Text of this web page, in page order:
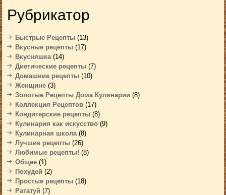
Рубрикатор
Быстрые Рецепты (13)
Вкусные рецепты (17)
Вкусняшка(14)
Диетические рецепты (7)
Домашние рецепты (10)
Женщине (3)
Золотые Рецепты Дома Кулинарии (8)
Коллекция Рецептов (17)
Кондитерские рецепты (8)
Кулинария как искусство (9)
Кулинарная школа(8)
Лучшие рецепты (26)
Любимые рецепты! (8)
Общее (1)
Похудей (2)
Простые рецепты (18)
Рататуй (7)